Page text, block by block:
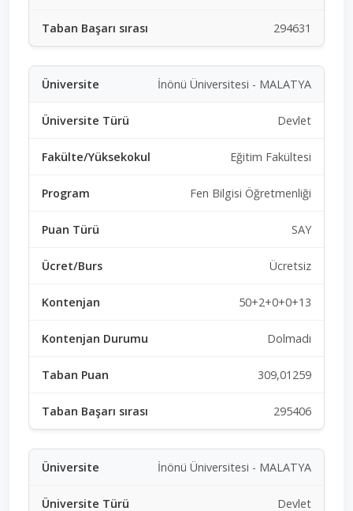
294631
İnönü Üniversitesi - MALATYA
Devlet
Eğitim Fakültesi
Fen Bilgisi Öğretmenliği
SAY
Ücretsiz
50+2+0+0+13
Dolmadı
309,01259
295406
İnönü Üniversitesi - MALATYA
Devlet